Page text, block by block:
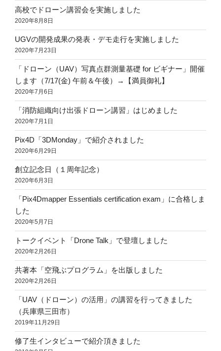
高校でドローン講習会を実施しました
2020年8月8日
UGVの開発成果の発表・デモ走行を実施しました
2020年7月23日
「ドローン（UAV）写真点群測量基礎 for ビギナー」開催
します（7/17(金) 午前＆午後）→【満員御礼】
2020年7月6日
「消防組織向け出張ドローン講習」はじめました
2020年7月1日
Pix4D「3DMonday」で紹介されました
2020年6月29日
創立記念日（１周年記念）
2020年6月3日
「Pix4Dmapper Essentials certification exam」に合格しま
した
2020年5月7日
トークイベント「Drone Talk」で登壇しました
2020年2月26日
共著本「空飛ぶプログラム」を出版しました
2020年2月26日
「UAV（ドローン）の活用」の講習を行ってきました
（兵庫県三田市）
2019年11月29日
修了生インタビューで紹介頂きました